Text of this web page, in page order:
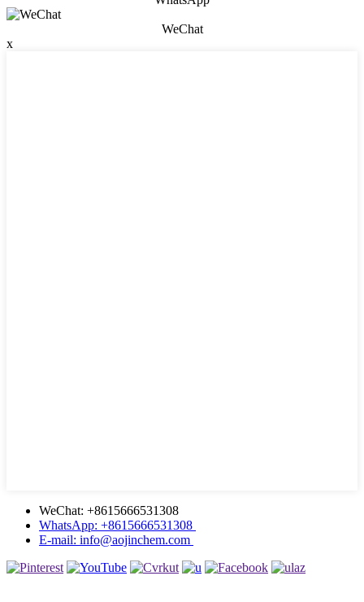
WeChat
x
WeChat: +8615666531308
WhatsApp: +8615666531308
E-mail: info@aojinchem.com